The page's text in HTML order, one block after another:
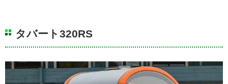
タバート320RS